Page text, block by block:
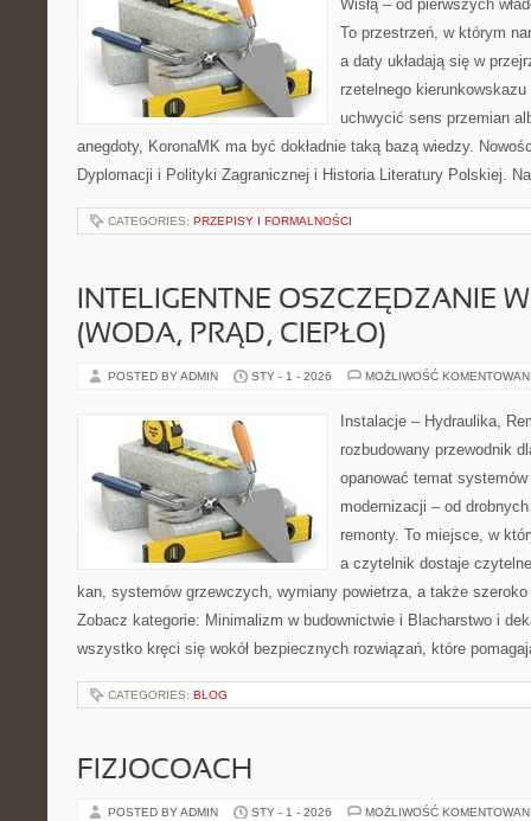
Wisłą – od pierwszych
To przestrzeń, w którym
a daty układają się w
rzetelnego
uchwycić sens przemian
anegdoty, KoronaMK ma być dokładnie taką bazą wiedzy.
Dyplomacji i Polityki Zagranicznej i Historia Literatury Polskiej.
CATEGORIES: PRZEPISY I FORMALNOŚCI
INTELIGENTNE OSZCZĘDZANIE
(WODA, PRĄD, CIEPŁO)
POSTED BY ADMIN STY - 1 - 2026 MOŻLIWOŚĆ
Instalacje – Hydraulika,
rozbudowany przewodnik
opanować temat
modernizacji – od
remonty. To miejsce, w
a czytelnik dostaje
kan, systemów grzewczych, wymiany powietrza, a także
Zobacz kategorie: Minimalizm w budownictwie i Blacharstwo i
wszystko kręci się wokół bezpiecznych rozwiązań, które
CATEGORIES: BLOG
FIZJOCOACH
POSTED BY ADMIN STY - 1 - 2026 MOŻLIWOŚĆ